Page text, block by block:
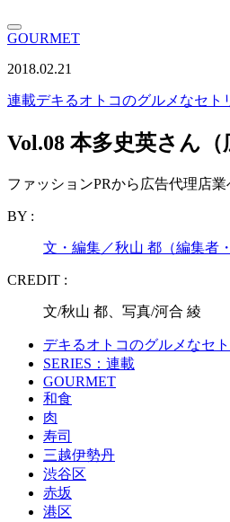
GOURMET
2018.02.21
連載デキるオトコのグルメなセト
Vol.08 本多史英さん（
ファッションPRから広告代理店
BY :
文・編集／秋山 都（編集者
CREDIT :
文/秋山 都、写真/河合 綾
デキるオトコのグルメなセト
SERIES：連載
GOURMET
和食
肉
寿司
三越伊勢丹
渋谷区
赤坂
港区